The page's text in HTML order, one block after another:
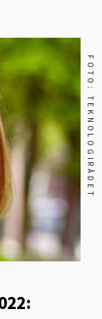
FOTO: TEKNOLOGIRÅDET